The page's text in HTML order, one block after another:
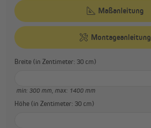
Maßanleitung
Montageanleitung
Breite (in Zentimeter: 30 cm)
min: 300 mm, max: 1400 mm
Höhe (in Zentimeter: 30 cm)